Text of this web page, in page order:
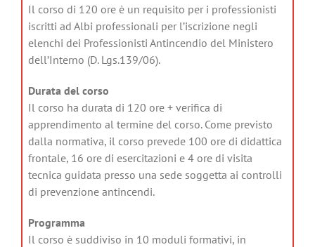
Il corso di 120 ore è un requisito per i professionisti
iscritti ad Albi professionali per l’iscrizione negli
elenchi dei Professionisti Antincendio del Ministero
dell’Interno (D. Lgs.139/06).
Durata del corso
Il corso ha durata di 120 ore + verifica di
apprendimento al termine del corso. Come previsto
dalla normativa, il corso prevede 100 ore di didattica
frontale, 16 ore di esercitazioni e 4 ore di visita
tecnica guidata presso una sede soggetta ai controlli
di prevenzione antincendi.
Programma
Il corso è suddiviso in 10 moduli formativi, in